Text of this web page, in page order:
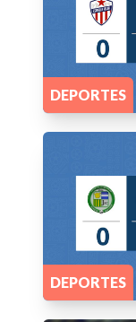
DEPORTES
DEPORTES